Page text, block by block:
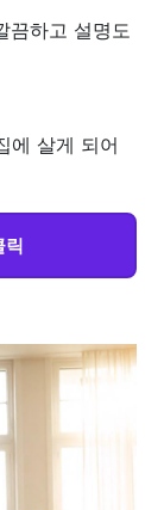
끔하고 설명도
에 살게 되어
릭